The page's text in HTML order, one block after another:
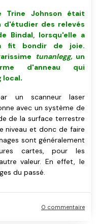
Trine Johnson était
d'étudier des relevés
Bindal, lorsqu'elle a
fit bondir de joie.
tunanlegg,un
d'anneau qui
local.
un scanneur laser
avec un système de
de la surface terrestre
niveau et donc de faire
sont généralement
cartes, pour les
valeur. En effet, le
du passé.
0 commentaire